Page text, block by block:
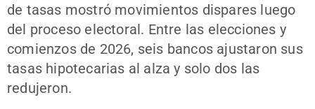
de tasas mostró movimientos dispares luego
del proceso electoral. Entre las elecciones y
comienzos de 2026, seis bancos ajustaron sus
tasas hipotecarias al alza y solo dos las
redujeron.